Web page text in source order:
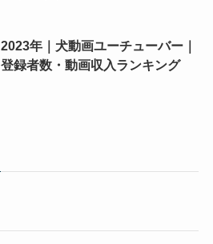
2023年｜犬動画ユーチューバー｜
登録者数・動画収入ランキング